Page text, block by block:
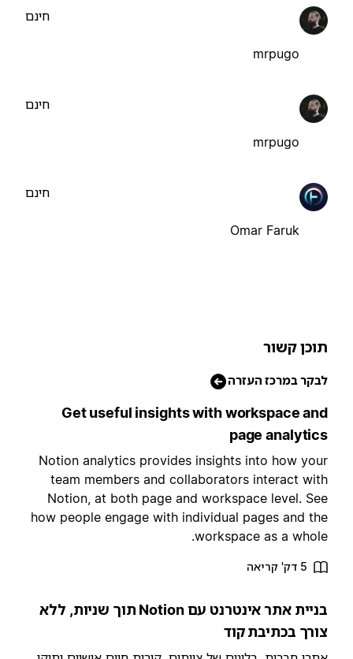
mrpugo
mrpugo
Omar Faruk
קשור
במרכז העזרה
Get useful insights with workspace
page
Notion analytics provides insights into how
team members and collaborators interact
Notion, at both page and workspace level.
how people engage with individual pages and
workspace as a
5 דק' קריאה
בניית אתר אינטרנט עם Notion תוך שניות, ללא
בכתיבת קוד